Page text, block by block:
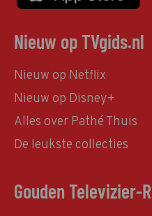
Nieuw op TVgids.nl
Nieuw op Netflix
Nieuw op Disney+
Alles over Pathé Thuis
De leukste collecties
Gouden Televizier-